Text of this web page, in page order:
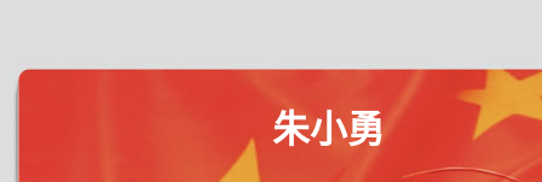
朱小勇